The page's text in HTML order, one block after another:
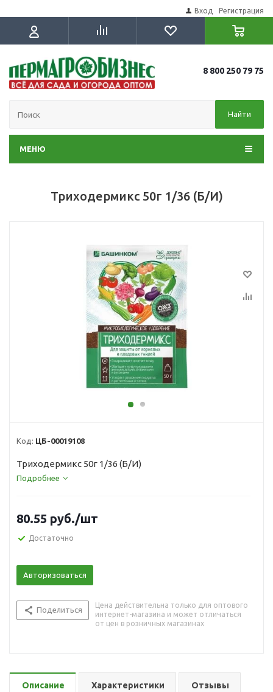
Вход Регистрация
8 800 250 79 75
Найти
МЕНЮ
Триходермикс 50г 1/36 (Б/И)
Код: ЦБ-00019108
Триходермикс 50г 1/36 (Б/И)
Подробнее
80.55 руб./шт
Достаточно
Авторизоваться
Поделиться
Цена действительна только для оптового
интернет-магазина и может отличаться
от цен в розничных магазинах
Описание Характеристики Отзывы